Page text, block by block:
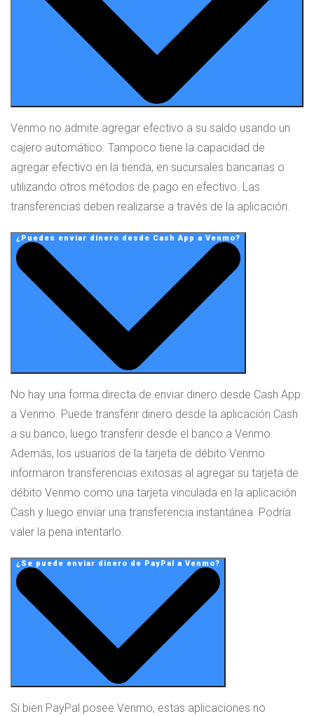
Venmo no admite agregar efectivo a su saldo usando un
cajero automático. Tampoco tiene la capacidad de
agregar efectivo en la tienda, en sucursales bancarias o
utilizando otros métodos de pago en efectivo. Las
transferencias deben realizarse a través de la aplicación.
¿Puedes enviar dinero desde Cash App a Venmo?
No hay una forma directa de enviar dinero desde Cash App
a Venmo. Puede transferir dinero desde la aplicación Cash
a su banco, luego transferir desde el banco a Venmo.
Además, los usuarios de la tarjeta de débito Venmo
informaron transferencias exitosas al agregar su tarjeta de
débito Venmo como una tarjeta vinculada en la aplicación
Cash y luego enviar una transferencia instantánea. Podría
valer la pena intentarlo.
¿Se puede enviar dinero de PayPal a Venmo?
Si bien PayPal posee Venmo, estas aplicaciones no